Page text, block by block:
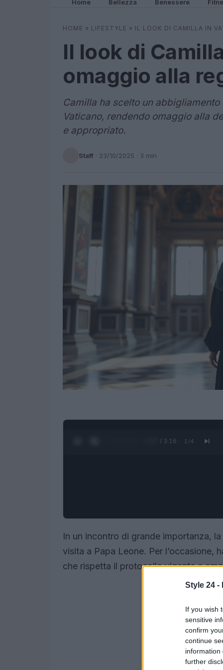
Style 24 -
If you wish
sensitive
confirm
continue
information
further
Home Bellezza Benessere
HOME » LIFESTYLE » IL LOOK DI CAMILLA IN
Il look di
omaggio alla
Camilla ha scelto un
Vaticano, rendendo omaggio alla
e appropriato.
Staff · 23/10/2025 · 3 min
0:28 / 3:16 1 /4
In un incontro di grande importanza,
visita a Papa Leone. Per l’occasione,
che rispetta il protocollo vigente e